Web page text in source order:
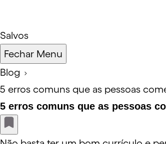
Salvos
Fechar Menu
Blog
5 erros comuns que as pessoas
5 erros comuns que as pessoas